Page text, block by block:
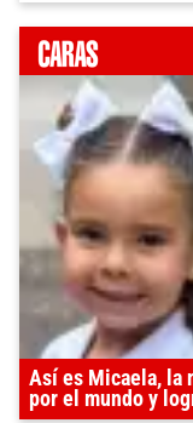
Así es Micaela, la
por el mundo y